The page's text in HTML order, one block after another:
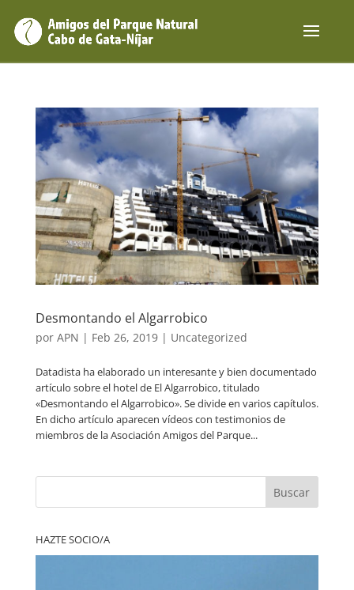
Desmontando el Algarrobico
por APN | Feb 26, 2019| Uncategorized
Datadista ha elaborado un interesante y bien documentado
artículo sobre el hotel de El Algarrobico, titulado
«Desmontando el Algarrobico». Se divide en varios capítulos.
En dicho artículo aparecen vídeos con testimonios de
miembros de la Asociación Amigos del Parque...
Buscar
HAZTE SOCIO/A